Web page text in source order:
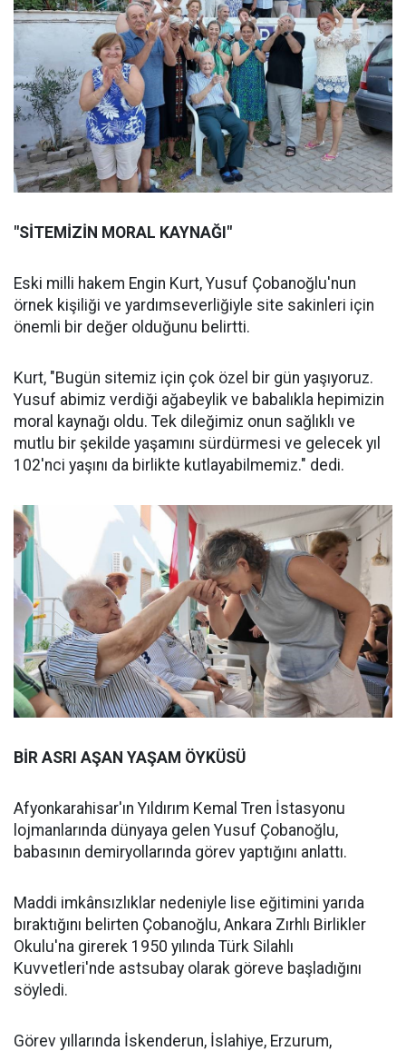
"SİTEMİZİN MORAL KAYNAĞI"
Eski milli hakem Engin Kurt, Yusuf Çobanoğlu'nun
örnek kişiliği ve yardımseverliğiyle site sakinleri için
önemli bir değer olduğunu belirtti.
Kurt, "Bugün sitemiz için çok özel bir gün yaşıyoruz.
Yusuf abimiz verdiği ağabeylik ve babalıkla hepimizin
moral kaynağı oldu. Tek dileğimiz onun sağlıklı ve
mutlu bir şekilde yaşamını sürdürmesi ve gelecek yıl
102'nci yaşını da birlikte kutlayabilmemiz." dedi.
BİR ASRI AŞAN YAŞAM ÖYKÜSÜ
Afyonkarahisar'ın Yıldırım Kemal Tren İstasyonu
lojmanlarında dünyaya gelen Yusuf Çobanoğlu,
babasının demiryollarında görev yaptığını anlattı.
Maddi imkânsızlıklar nedeniyle lise eğitimini yarıda
bıraktığını belirten Çobanoğlu, Ankara Zırhlı Birlikler
Okulu'na girerek 1950 yılında Türk Silahlı
Kuvvetleri'nde astsubay olarak göreve başladığını
söyledi.
Görev yıllarında İskenderun, İslahiye, Erzurum,